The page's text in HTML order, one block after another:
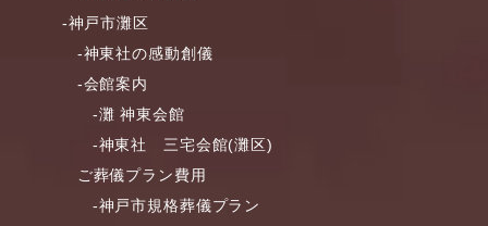
-神戸市灘区
-神東社の感動創儀
-会館案内
-灘 神東会館
-神東社 三宅会館(灘区)
ご葬儀プラン費用
-神戸市規格葬儀プラン